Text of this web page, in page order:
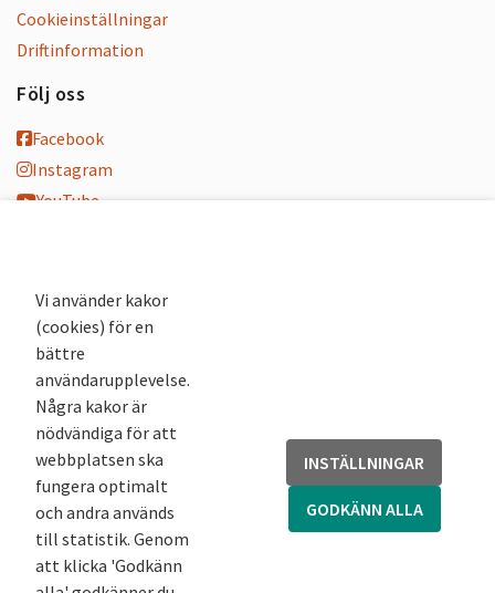
Cookieinställningar
Driftinformation
Följ oss
Facebook
Instagram
YouTube
Nyhetsbrev
Andra webbplatser
Arkivsök
Fornsök
Fornreg
Bebyggelseregistret
Runor
Kringla
Vi använder kakor
(cookies) för en
bättre
användarupplevelse.
Några kakor är
nödvändiga för att
webbplatsen ska
fungera optimalt
och andra används
till statistik. Genom
att klicka 'Godkänn
INSTÄLLNINGAR
GODKÄNN ALLA